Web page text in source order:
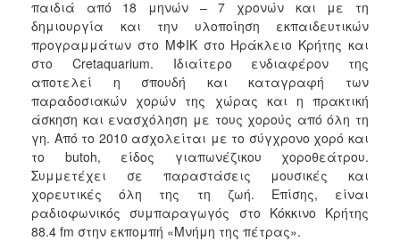
παιδιά από 18 μηνών – 7 χρονών και με τη
δημιουργία και την υλοποίηση εκπαιδευτικών
προγραμμάτων στο ΜΦΙΚ στο Ηράκλειο Κρήτης και
στο Cretaquarium. Ιδιαίτερο ενδιαφέρον της
αποτελεί η σπουδή και καταγραφή των
παραδοσιακών χορών της χώρας και η πρακτική
άσκηση και ενασχόληση με τους χορούς από όλη τη
γη. Από το 2010 ασχολείται με το σύγχρονο χορό και
το butoh, είδος γιαπωνέζικου χοροθεάτρου.
Συμμετέχει σε παραστάσεις μουσικές και
χορευτικές όλη της τη ζωή. Επίσης, είναι
ραδιοφωνικός συμπαραγωγός στο Κόκκινο Κρήτης
88.4 fm στην εκπομπή «Μνήμη της πέτρας».